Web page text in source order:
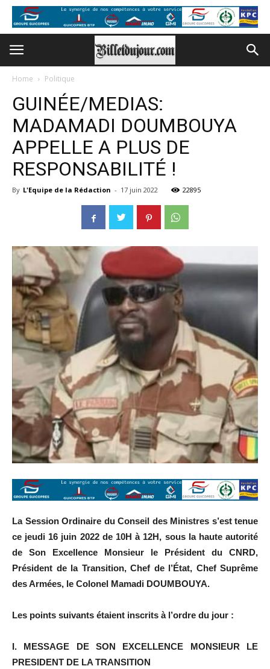
Home Politique
GUINÉE/MEDIAS:
MADAMADI DOUMBOUYA
APPELLE A PLUS DE
RESPONSABILITÉ !
By L'Equipe de la Rédaction - 17 juin 2022 22895
La Session Ordinaire du Conseil des Ministres s’est tenue
ce jeudi 16 juin 2022 de 10H à 12H, sous la haute autorité
de Son Excellence Monsieur le Président du CNRD,
Président de la Transition, Chef de l’État, Chef Suprême
des Armées, le Colonel Mamadi DOUMBOUYA.
Les points suivants étaient inscrits à l’ordre du jour :
I. MESSAGE DE SON EXCELLENCE MONSIEUR LE
PRESIDENT DE LA TRANSITION